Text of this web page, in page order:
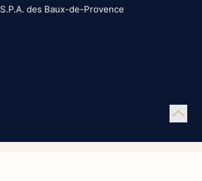
S.P.A. des Baux-de-Provence